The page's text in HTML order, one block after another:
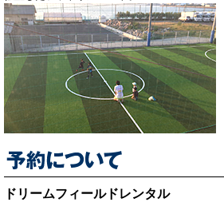
ドリームフィールドレンタル